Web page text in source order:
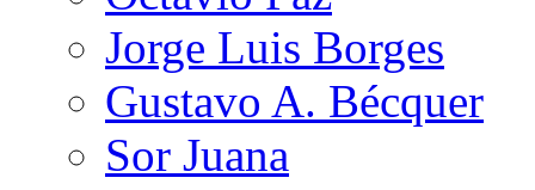
Jorge Luis Borges
Gustavo A. Bécquer
Sor Juana